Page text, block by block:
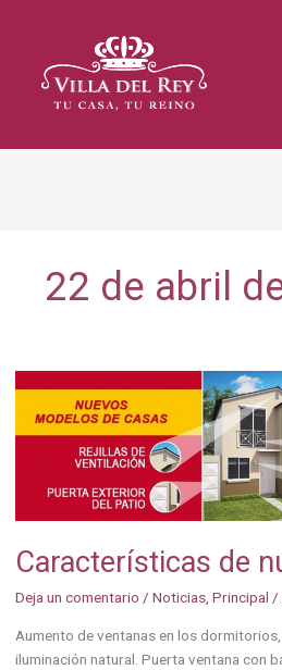
22 de abril
Características de
Deja un comentario / Noticias, Principal /
Aumento de ventanas en los
iluminación natural. Puerta ventana con
nuevos